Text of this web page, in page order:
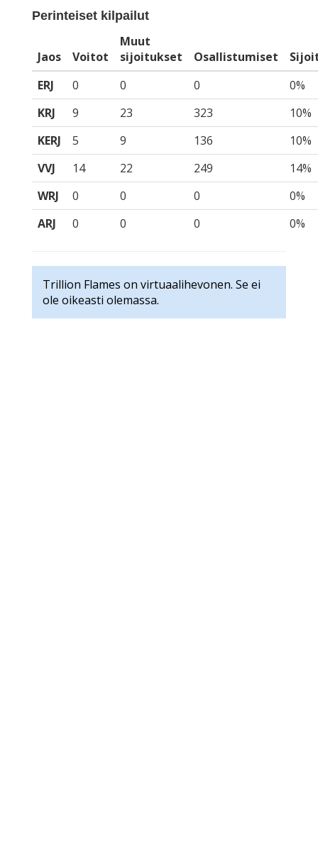
Perinteiset kilpailut
Jaos Voitot
Muut
sijoitukset
Osallistumiset
ERJ
0 0 0
0%
KRJ
9 23 323
10%
KERJ
5 9 136
10%
VVJ
14 22 249
14%
WRJ
0 0 0
0%
ARJ
0 0 0 0%
Trillion Flames on virtuaalihevonen. Se ei
ole oikeasti olemassa.